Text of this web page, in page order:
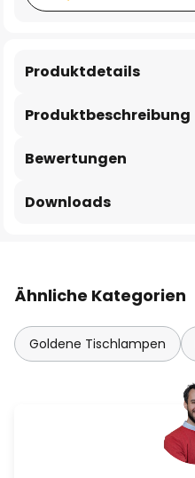
Produktbeschreibung
Produktdetails
Bewertungen
Downloads
Ähnliche Kategorien
Goldene Tischlampen